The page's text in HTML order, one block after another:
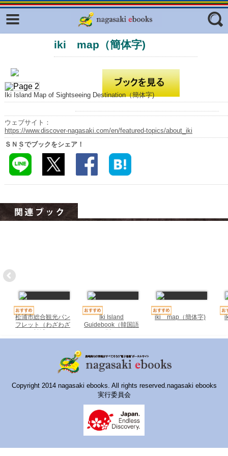
フリーワード
ジャンル
iki map（簡体字)
Iki Island Map of Sightseeing Destination（簡体字)
ウェブサイト：
https://www.discover-nagasaki.com/en/featured-topics/about_iki
ＳＮＳでブックをシェア！
松浦市総合観光パン
フレット（わざわざ
松浦）
Iki Island
Guidebook（韓国語
版）
iki map（簡体字)
Copyright 2014 nagasaki ebooks. All rights reserved.nagasaki ebooks
実行委員会
Facebook
ふくいろキラリプロジェクト
ラリー（TOKYO Brochures）
復興応援企画
はじめてご利用される方へ
コンテンツ
広報誌ナビ
明治日本の産業革命遺産
大学・専門学校ナビ
ながよebooks
ごとうebooks
みなみしまばらebooks
さいかいイーブックス